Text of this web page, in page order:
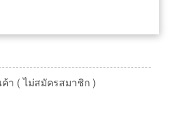
า ( ไม่สมัครสมาชิก )